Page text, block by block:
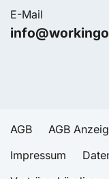
E-Mail
AGB AGB
Impressum